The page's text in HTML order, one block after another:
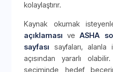
kolaylaştırır.
Kaynak okumak
açıklaması veASHA
sayfası sayfaları,
açısından yararlı
seçiminde hedef